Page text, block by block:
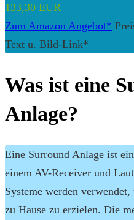
133,30 EUR
Zum Amazon Angebot*
Text u. Bild-Link*
Was ist eine
Anlage?
Eine Surround Anlage ist
einem AV-Receiver und
Systeme werden
zu Hause zu erzielen. Die